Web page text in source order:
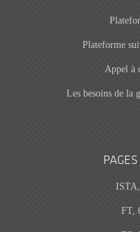
Plateforme
Appel à
Les besoins de la
FT,